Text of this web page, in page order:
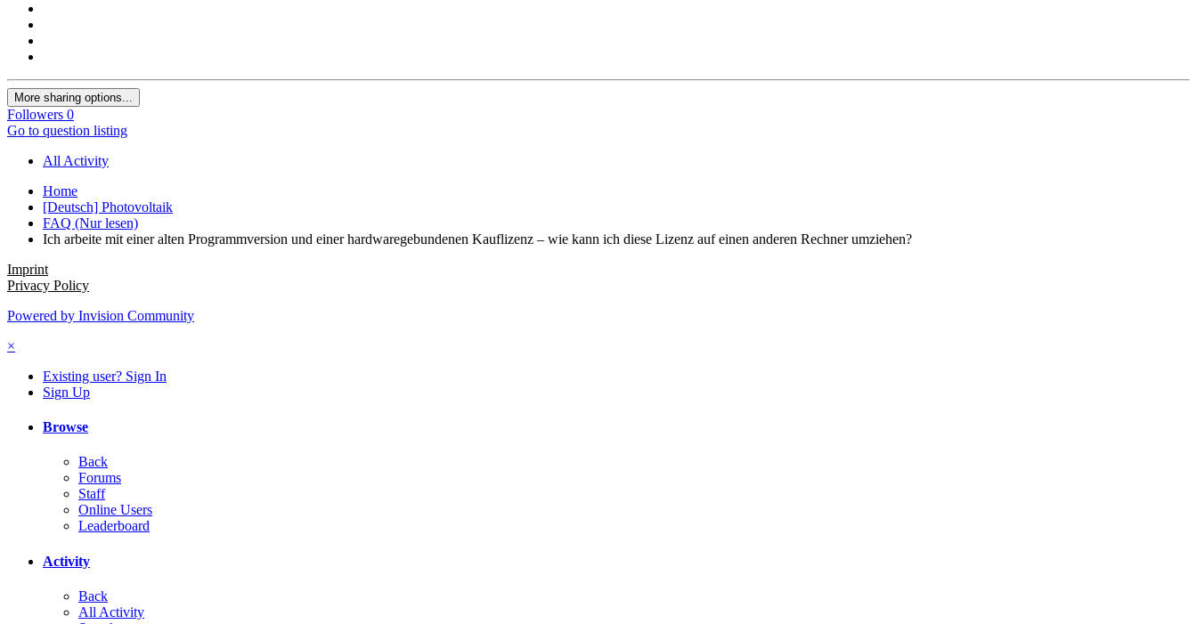
More sharing options...
Followers 0
Go to question listing
All Activity
Home
[Deutsch] Photovoltaik
FAQ (Nur lesen)
Ich arbeite mit einer alten Programmversion und einer hardwaregebundenen Kauflizenz – wie kann ich diese Lizenz auf einen anderen Rechner umziehen?
Imprint
Privacy Policy
Powered by Invision Community
×
Existing user? Sign In
Sign Up
Browse
Back
Forums
Staff
Online Users
Leaderboard
Activity
Back
All Activity